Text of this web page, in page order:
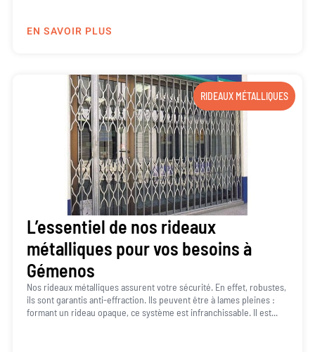
EN SAVOIR PLUS
RIDEAUX MÉTALLIQUES
L’essentiel de nos rideaux
métalliques pour vos besoins à
Gémenos
Nos rideaux métalliques assurent votre sécurité. En effet, robustes,
ils sont garantis anti-effraction. Ils peuvent être à lames pleines :
formant un rideau opaque, ce système est infranchissable. Il est...